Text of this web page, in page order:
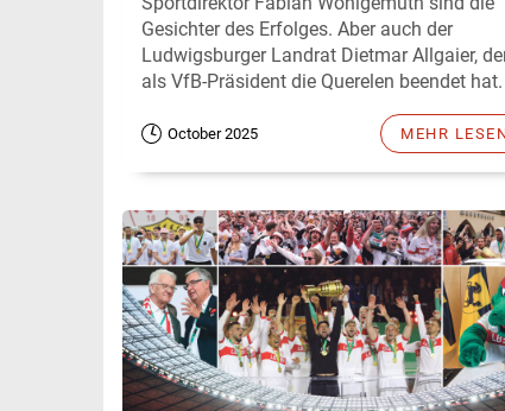
Gesichter des Erfolges. Aber auch der
Ludwigsburger Landrat Dietmar Allgaier,
als VfB-Präsident die Querelen beendet hat.
October 2025 MEHR